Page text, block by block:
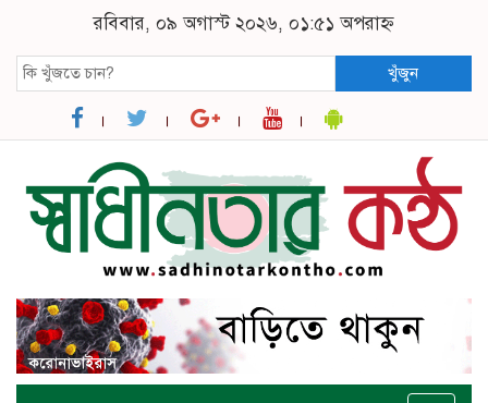
রবিবার, ০৯ অগাস্ট ২০২৬, ০১:৫১ অপরাহ্ন
খুঁজুন